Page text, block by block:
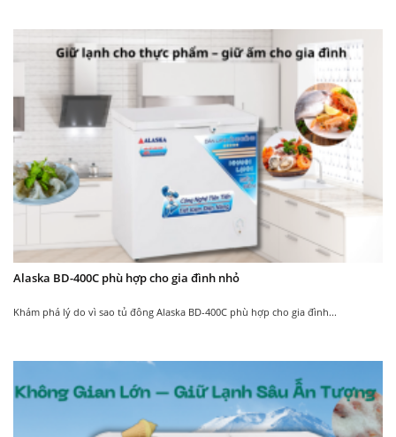
Tủ đông kính cong
New
Tủ đông kính cong
Alaska KC-310
11.100.000
13.100.000
New New
Alaska BD-400C phù hợp cho gia đình nhỏ
Khám phá lý do vì sao tủ đông Alaska BD-400C phù hợp cho gia đình...